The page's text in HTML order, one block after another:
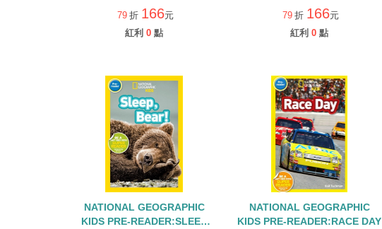
79 折 166元
紅利 0 點
BUTTERFLY
79 折 166元
紅利 0 點
NATIONAL GEOGRAPHIC
KIDS PRE-READER:SLEEP
NATIONAL GEOGRAPHIC
KIDS PRE-READER:RACE DAY